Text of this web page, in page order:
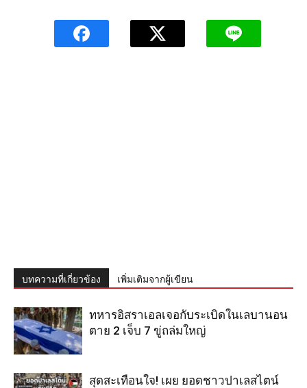
บทความที่เกี่ยวข้อง เพิ่มเติมจากผู้เขียน
ทหารอิสราเอลเจอกับระเบิดในเลบานอน
ตาย 2 เจ็บ 7 ขู่ถล่มใหญ่
สุดสะเทือนใจ! เผย ยอดชาวปาเลสไตน์